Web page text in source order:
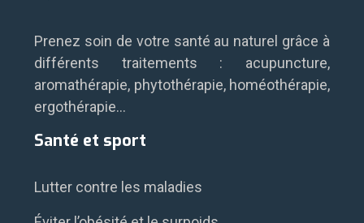
Prenez soin de votre santé au naturel grâce à
différents traitements : acupuncture,
aromathérapie, phytothérapie, homéothérapie,
ergothérapie…
Santé et sport
Lutter contre les maladies